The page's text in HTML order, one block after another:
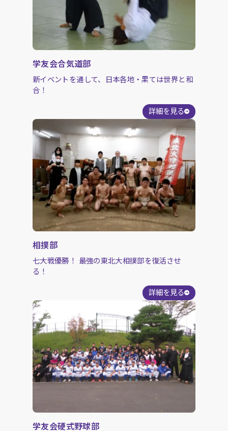
学友会合気道部
新イベントを通して、日本各地・果ては世界と和
合！
詳細を見る
相撲部
七大戦優勝！ 最強の東北大相撲部を復活させ
る！
詳細を見る
学友会硬式野球部